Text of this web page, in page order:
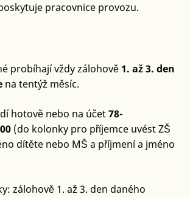
pracovnice provozu.
probíhají vždy zálohově 1. až 3. den
na tentýž měsíc.
hotově nebo na účet78-
(do kolonky pro příjemce uvést ZŠ
dítěte nebo MŠ a příjmení a jméno
zálohově 1. až 3. den daného